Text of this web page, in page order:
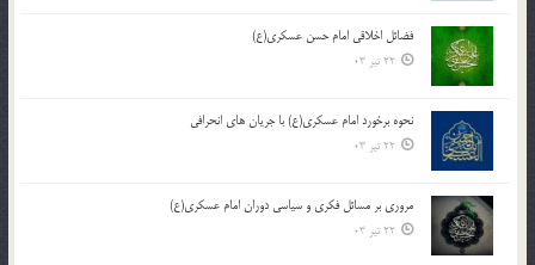
فضائل اخلاقی امام حسن عسکری(ع)
22 تیر 03
نحوه برخورد امام عسکری(ع) با جریان های انحرافی
22 تیر 03
مروری بر مسائل فکری و سیاسی دوران امام عسکری(ع)
22 تیر 03